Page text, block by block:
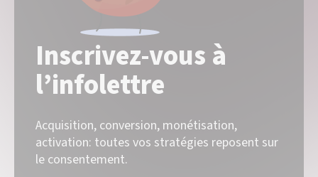
Inscrivez-vous à
l’infolettre
Acquisition, conversion, monétisation,
activation: toutes vos stratégies reposent sur
le consentement.